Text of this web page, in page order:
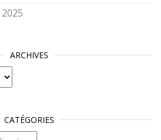
ARCHIVES
CATÉGORIES